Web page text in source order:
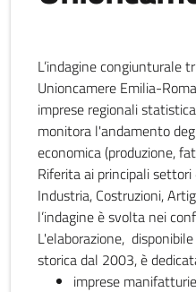
L’indagine congiunturale
Unioncamere Emilia-
imprese regionali
monitora l'andamento
economica (produzione,
Riferita ai principali
Industria, Costruzioni,
l’indagine è svolta nei
L'elaborazione,
storica dal 2003, è
imprese